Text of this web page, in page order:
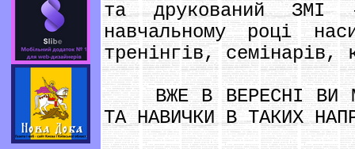
та друкований ЗМІ
навчальному році
тренінгів, семінарів,
ВЖЕ В ВЕРЕСНІ ВИ
ТА НАВИЧКИ В ТАКИХ